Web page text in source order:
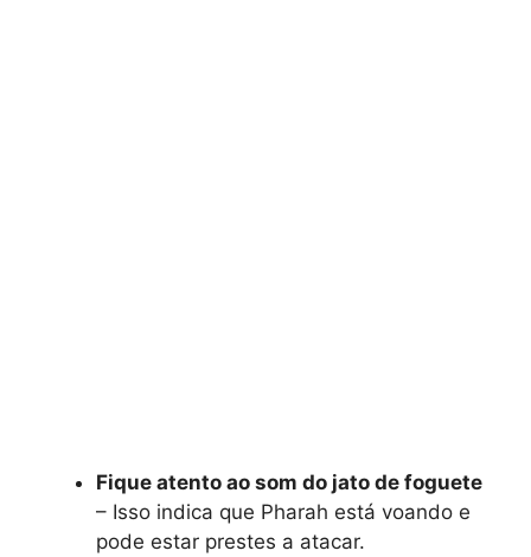
Fique atento ao som do jato de foguete
– Isso indica que Pharah está voando e
pode estar prestes a atacar.